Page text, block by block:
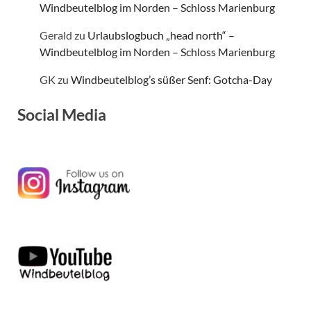
Windbeutelblog im Norden – Schloss Marienburg
Gerald zu Urlaubslogbuch „head north“ –
Windbeutelblog im Norden – Schloss Marienburg
GK zu Windbeutelblog’s süßer Senf: Gotcha-Day
Social Media